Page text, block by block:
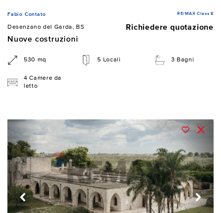
Fabio Contato RE/MAX Class 8
Desenzano del Garda, BS
Richiedere quotazione
Nuove costruzioni
530 mq 5 Locali 3 Bagni
4 Camere da
letto